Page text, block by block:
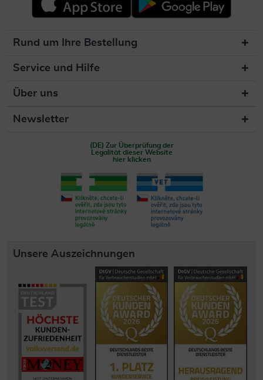
Rund um Ihre Bestellung
Service und Hilfe
Über uns
Newsletter
(DE) Zur Überprüfung der
Legalität dieser Website
hier klicken
Unsere Auszeichnungen